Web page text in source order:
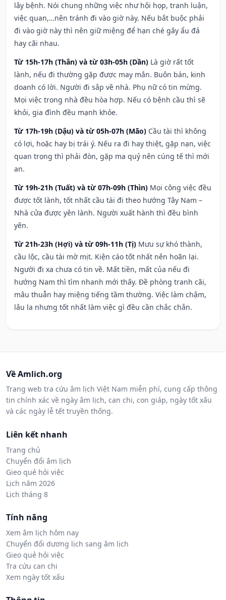
lây bệnh. Nói chung những việc như hội họp, tranh luận,
việc quan,…nên tránh đi vào giờ này. Nếu bắt buộc phải
đi vào giờ này thì nên giữ miệng để hạn ché gây ẩu đả
hay cãi nhau.
Từ 15h-17h (Thân) và từ 03h-05h (Dần) Là giờ rất tốt
lành, nếu đi thường gặp được may mắn. Buôn bán, kinh
doanh có lời. Người đi sắp về nhà. Phụ nữ có tin mừng.
Mọi việc trong nhà đều hòa hợp. Nếu có bệnh cầu thì sẽ
khỏi, gia đình đều mạnh khỏe.
Từ 17h-19h (Dậu) và từ 05h-07h (Mão) Cầu tài thì không
có lợi, hoặc hay bị trái ý. Nếu ra đi hay thiệt, gặp nạn, việc
quan trọng thì phải đòn, gặp ma quỷ nên cúng tế thì mới
an.
Từ 19h-21h (Tuất) và từ 07h-09h (Thìn) Mọi công việc đều
được tốt lành, tốt nhất cầu tài đi theo hướng Tây Nam –
Nhà cửa được yên lành. Người xuất hành thì đều bình
yên.
Từ 21h-23h (Hợi) và từ 09h-11h (Tị) Mưu sự khó thành,
cầu lộc, cầu tài mờ mịt. Kiện cáo tốt nhất nên hoãn lại.
Người đi xa chưa có tin về. Mất tiền, mất của nếu đi
hướng Nam thì tìm nhanh mới thấy. Đề phòng tranh cãi,
mâu thuẫn hay miệng tiếng tầm thường. Việc làm chậm,
lâu la nhưng tốt nhất làm việc gì đều cần chắc chắn.
Về Amlich.org
Trang web tra cứu âm lịch Việt Nam miễn phí, cung cấp thông
tin chính xác về ngày âm lịch, can chi, con giáp, ngày tốt xấu
và các ngày lễ tết truyền thống.
Liên kết nhanh
Trang chủ
Chuyển đổi âm lịch
Gieo quẻ hỏi việc
Lịch năm 2026
Lịch tháng 8
Tính năng
Xem âm lịch hôm nay
Chuyển đổi dương lịch sang âm lịch
Gieo quẻ hỏi việc
Tra cứu can chi
Xem ngày tốt xấu